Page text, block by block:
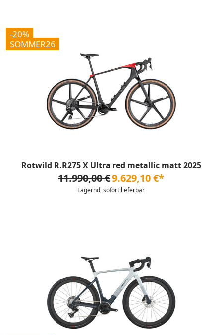
-20%
SOMMER26
Rotwild R.R275 X Ultra red metallic matt 2025
11.990,00 €9.629,10 €*
Lagernd, sofort lieferbar